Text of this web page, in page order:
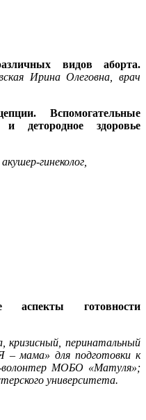
видов аборта.
Ирина Олеговна, врач
Вспомогательные
и детородное здоровье
гинеколог,
аспекты готовности
кризисный, перинатальный
– мама» для подготовки к
волонтер МОБО «Матуля»;
университета.